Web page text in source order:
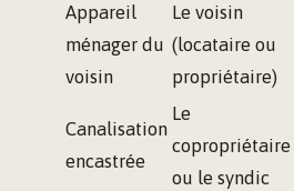
Appareil
ménager du
voisin
Le voisin
(locataire ou
propriétaire)
Canalisation
encastrée
Le
copropriétaire
ou le syndic